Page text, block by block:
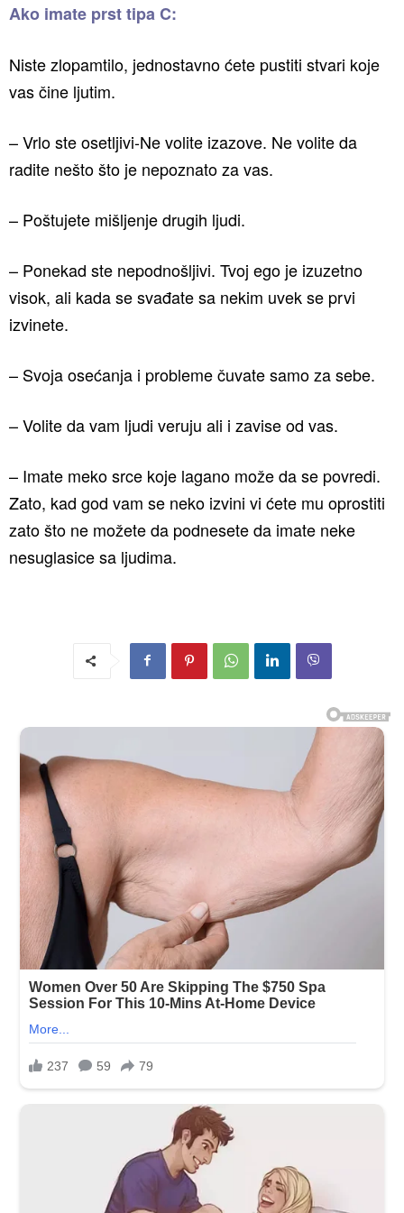
Ako imate prst tipa C:
Niste zlopamtilo, jednostavno ćete pustiti stvari koje
vas čine ljutim.
– Vrlo ste osetljivi-Ne volite izazove. Ne volite da
radite nešto što je nepoznato za vas.
– Poštujete mišljenje drugih ljudi.
– Ponekad ste nepodnošljivi. Tvoj ego je izuzetno
visok, ali kada se svađate sa nekim uvek se prvi
izvinete.
– Svoja osećanja i probleme čuvate samo za sebe.
– Volite da vam ljudi veruju ali i zavise od vas.
– Imate meko srce koje lagano može da se povredi.
Zato, kad god vam se neko izvini vi ćete mu oprostiti
zato što ne možete da podnesete da imate neke
nesuglasice sa ljudima.